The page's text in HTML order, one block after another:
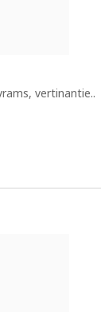
vertinantie..